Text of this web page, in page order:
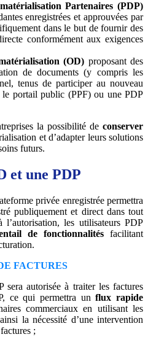
Partenaires (PDP)
enregistrées et approuvées par
dans le but de fournir des
conformément aux exigences
(OD) proposant des
de documents (y compris les
tenus de participer au nouveau
le portail public (PPF) ou une PDP
la possibilité deconserver
et d’adapter leurs solutions
futurs.
et une PDP
privée enregistrée permettra
publiquement et direct dans tout
les utilisateurs PDP
de fonctionnalitésfacilitant
FACTURES
autorisée à traiter les factures
ce qui permettra unflux rapide
commerciaux en utilisant les
la nécessité d’une intervention
;